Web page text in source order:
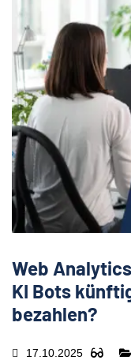
Web
KI Bots
bezahlen?
17.10.2025